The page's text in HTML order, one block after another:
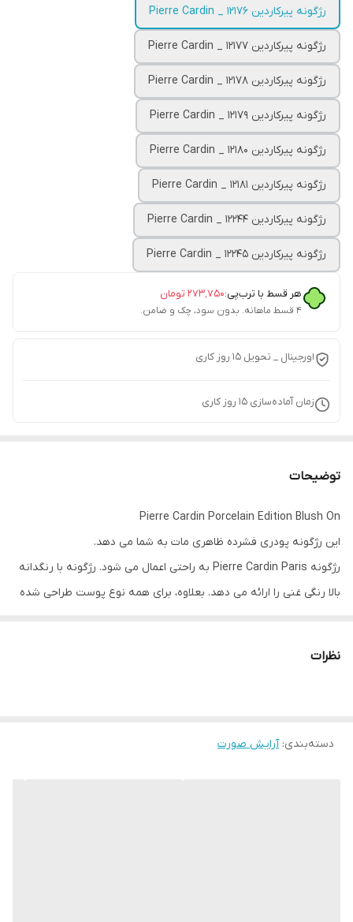
رژگونه پیرکاردین Pierre Cardin _ 12176
رژگونه پیرکاردین Pierre Cardin _ 12177
رژگونه پیرکاردین Pierre Cardin _ 12178
رژگونه پیرکاردین Pierre Cardin _ 12179
رژگونه پیرکاردین Pierre Cardin _ 12180
رژگونه پیرکاردین Pierre Cardin _ 12181
رژگونه پیرکاردین Pierre Cardin _ 12244
رژگونه پیرکاردین Pierre Cardin _ 12245
هر قسط با ترب‌پی:۲۷۳٬۷۵۰ تومان
۴ قسط ماهانه. بدون سود، چک و ضامن.
اورجینال _ تحویل ۱5 روز کاری
زمان آماده‌سازی 15 روز کاری
توضیحات
Pierre Cardin Porcelain Edition Blush On
این رژگونه پودری فشرده ظاهری مات به شما می دهد.
رژگونه Pierre Cardin Paris به راحتی اعمال می شود. رژگونه با رنگدانه
بالا رنگی غنی را ارائه می دهد. بعلاوه، برای همه نوع پوست طراحی شده
ویژگی ها و مزایای کلیدی:
رژگونه با رنگدانه بالا، بازده رنگی غنی را ارائه می دهد
نظرات
دسته‌بندی:آرایش صورت